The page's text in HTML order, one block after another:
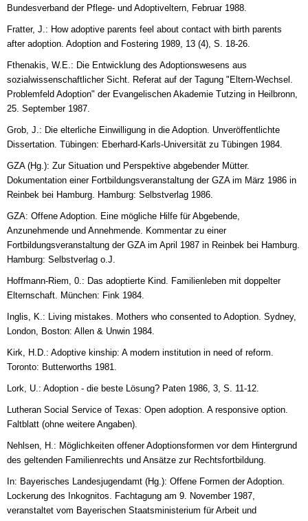
Bundesverband der Pflege- und Adoptiveltern, Februar 1988.
Fratter, J.: How adoptive parents feel about contact with birth parents
after adoption. Adoption and Fostering 1989, 13 (4), S. 18-26.
Fthenakis, W.E.: Die Entwicklung des Adoptionswesens aus
sozialwissenschaftlicher Sicht. Referat auf der Tagung "Eltern-Wechsel.
Problemfeld Adoption" der Evangelischen Akademie Tutzing in Heilbronn,
25. September 1987.
Grob, J.: Die elterliche Einwilligung in die Adoption. Unveröffentlichte
Dissertation. Tübingen: Eberhard-Karls-Universität zu Tübingen 1984.
GZA (Hg.): Zur Situation und Perspektive abgebender Mütter.
Dokumentation einer Fortbildungsveranstaltung der GZA im März 1986 in
Reinbek bei Hamburg. Hamburg: Selbstverlag 1986.
GZA: Offene Adoption. Eine mögliche Hilfe für Abgebende,
Anzunehmende und Annehmende. Kommentar zu einer
Fortbildungsveranstaltung der GZA im April 1987 in Reinbek bei Hamburg.
Hamburg: Selbstverlag o.J.
Hoffmann-Riem, 0.: Das adoptierte Kind. Familienleben mit doppelter
Elternschaft. München: Fink 1984.
Inglis, K.: Living mistakes. Mothers who consented to Adoption. Sydney,
London, Boston: Allen & Unwin 1984.
Kirk, H.D.: Adoptive kinship: A modern institution in need of reform.
Toronto: Butterworths 1981.
Lork, U.: Adoption - die beste Lösung? Paten 1986, 3, S. 11-12.
Lutheran Social Service of Texas: Open adoption. A responsive option.
Faltblatt (ohne weitere Angaben).
Nehlsen, H.: Möglichkeiten offener Adoptionsformen vor dem Hintergrund
des geltenden Familienrechts und Ansätze zur Rechtsfortbildung.
In: Bayerisches Landesjugendamt (Hg.): Offene Formen der Adoption.
Lockerung des Inkognitos. Fachtagung am 9. November 1987,
veranstaltet vom Bayerischen Staatsministerium für Arbeit und